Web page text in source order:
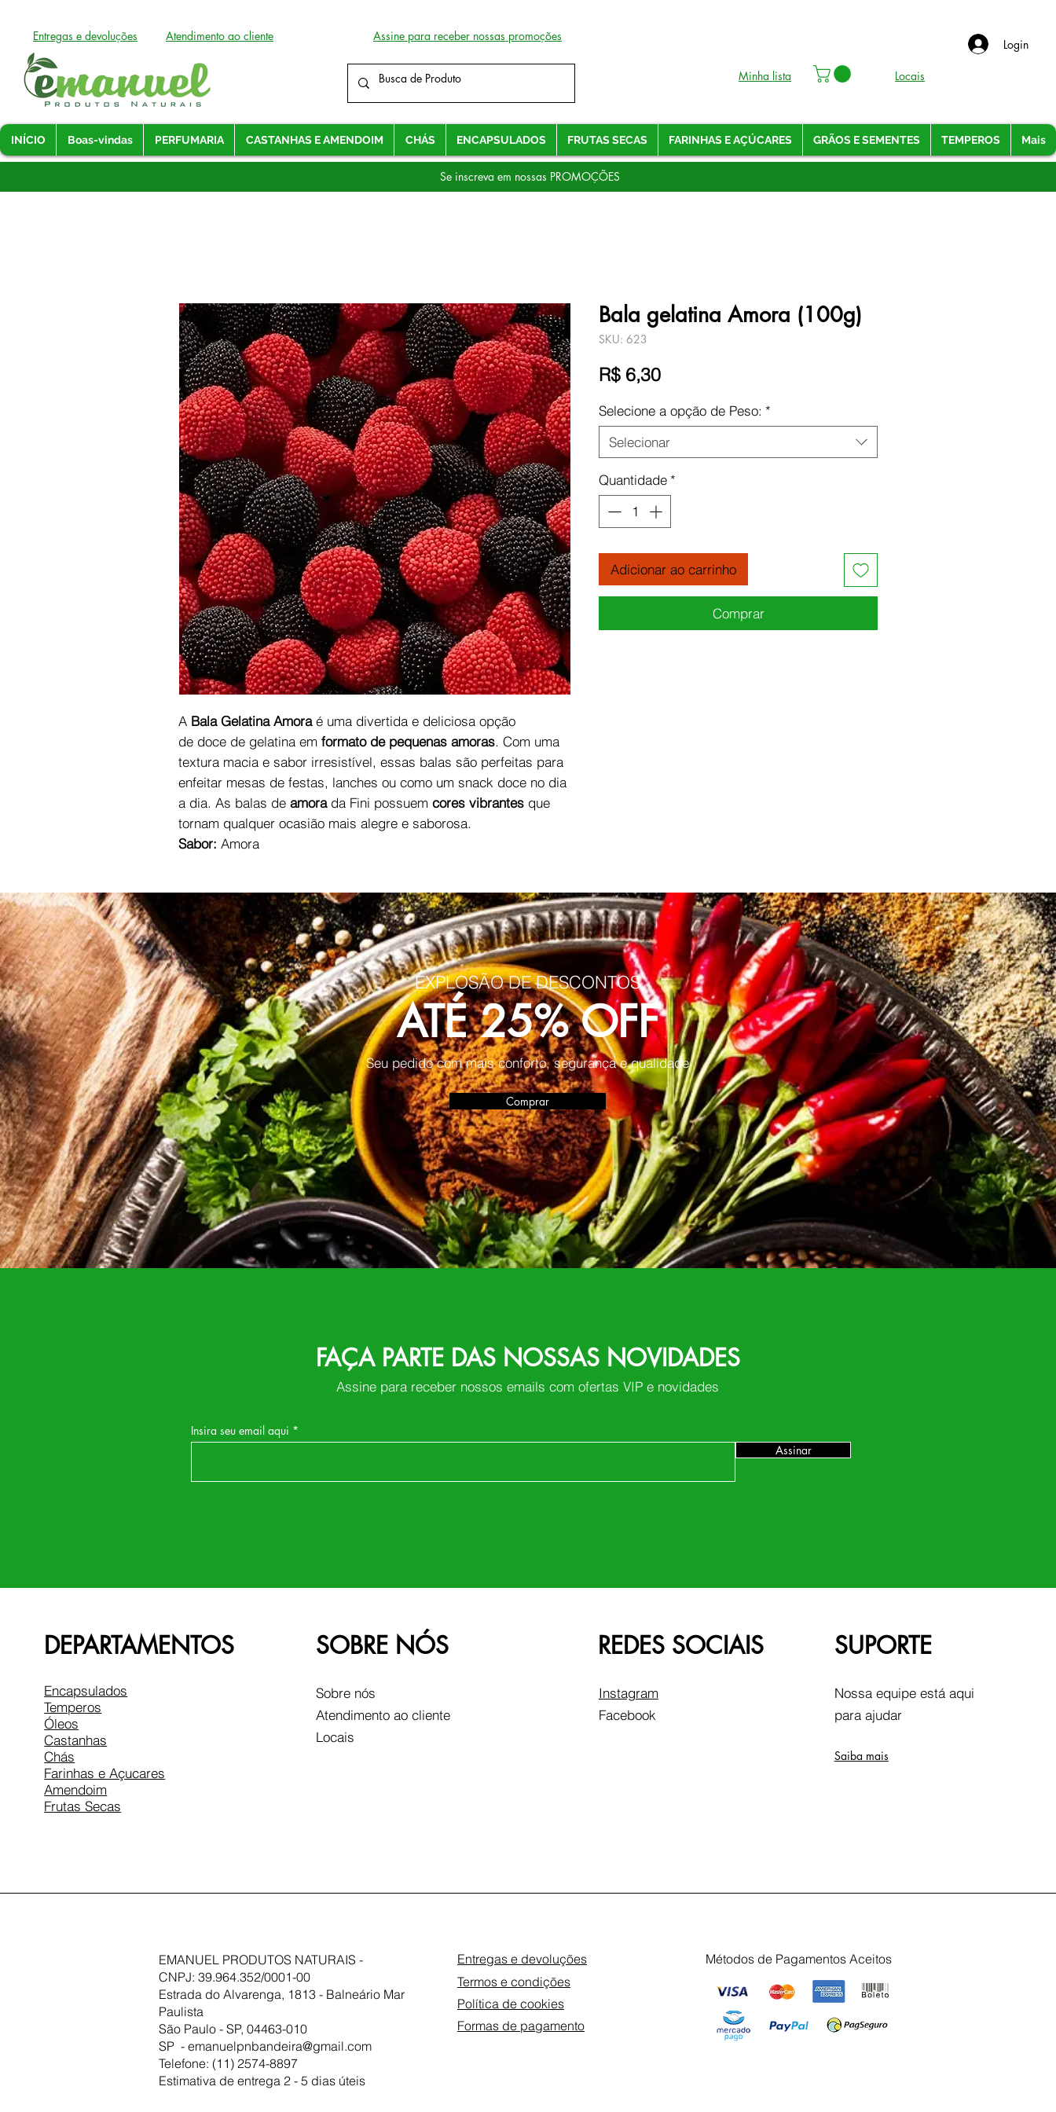
Atendimento ao cliente
Entregas e devoluções Assine para receber nossas promoções
Login
Minha lista Locais
INÍCIO Boas-vindas PERFUMARIA CASTANHAS E AMENDOIM CHÁS ENCAPSULADOS FRUTAS SECAS FARINHAS E AÇÚCARES GRÃOS E SEMENTES TEMPEROS Mais
Se inscreva em nossas PROMOÇÕES
A Bala Gelatina Amoraé uma divertida e deliciosa opção
de doce de gelatina em formato de pequenas amoras. Com uma
textura macia e sabor irresistível, essas balas são perfeitas para
enfeitar mesas de festas, lanches ou como um snack doce no dia
a dia. As balas de amorada Fini possuem cores vibrantes que
tornam qualquer ocasião mais alegre e saborosa.
Sabor: Amora
Bala gelatina Amora (100g)
SKU: 623
R$ 6,30Preço
Selecione a opção de Peso: *
Selecionar
Quantidade *
Adicionar ao carrinho
Comprar
EXPLOSÃO DE DESCONTOS
ATÉ 25% OFF
Seu pedido com mais conforto, segurança e qualidade
Comprar
FAÇA PARTE DAS NOSSAS NOVIDADES
Assine para receber nossos emails com ofertas VIP e novidades
Insira seu email aqui
Assinar
DEPARTAMENTOS
Encapsulados
Temperos
Óleos
Castanhas
Chás
Farinhas e Açucares
Amendoim
Frutas Secas
SOBRE NÓS
Sobre nós
Atendimento ao cliente
Locais
REDES SOCIAIS
Instagram
Facebook
SUPORTE
Nossa equipe está aqui
para ajudar
Saiba mais
EMANUEL PRODUTOS NATURAIS -
CNPJ: 39.964.352/0001-00
Estrada do Alvarenga, 1813 - Balneário Mar
Paulista
São Paulo - SP, 04463-010
SP - emanuelpnbandeira@gmail.com
Telefone: (11) 2574-8897
Estimativa de entrega 2 - 5 dias úteis
Entregas e devoluções
Termos e condições
Política de cookies
Formas de pagamento
Métodos de Pagamentos Aceitos